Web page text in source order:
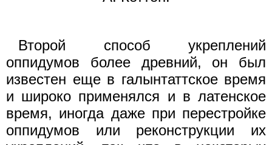
Второй способ укреплений
оппидумов более древний, он был
известен еще в галынтаттское время
и широко применялся и в латенское
время, иногда даже при перестройке
оппидумов или реконструкции их